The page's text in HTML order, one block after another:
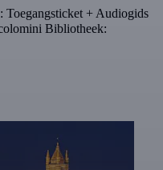
Toegangsticket + Audiogids
Bibliotheek: